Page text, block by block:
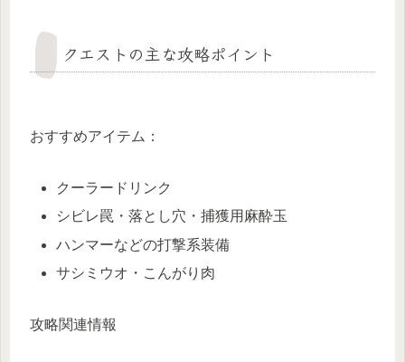
クエストの主な攻略ポイント
おすすめアイテム：
クーラードリンク
シビレ罠・落とし穴・捕獲用麻酔玉
ハンマーなどの打撃系装備
サシミウオ・こんがり肉
攻略関連情報